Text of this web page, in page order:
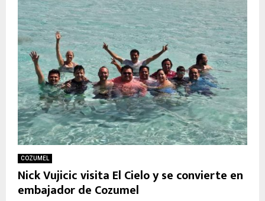
COZUMEL
Nick Vujicic visita El Cielo y se convierte en
embajador de Cozumel